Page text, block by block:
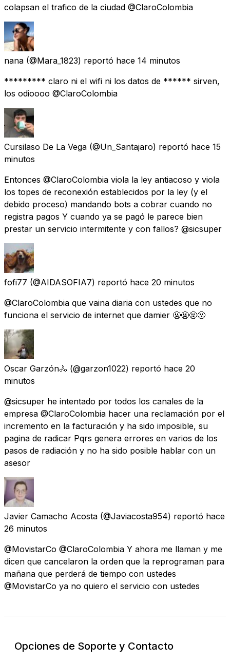
colapsan el trafico de la ciudad @ClaroColombia
nana (@Mara_1823) reportó hace 14 minutos
********* claro ni el wifi ni los datos de ****** sirven,
los odioooo @ClaroColombia
Cursilaso De La Vega (@Un_Santajaro) reportó hace 15
minutos
Entonces @ClaroColombia viola la ley antiacoso y viola
los topes de reconexión establecidos por la ley (y el
debido proceso) mandando bots a cobrar cuando no
registra pagos Y cuando ya se pagó le parece bien
prestar un servicio intermitente y con fallos? @sicsuper
fofi77 (@AIDASOFIA7) reportó hace 20 minutos
@ClaroColombia que vaina diaria con ustedes que no
funciona el servicio de internet que damier 🤬🤬🤬🤬
Oscar Garzón🚴 (@garzon1022) reportó hace 20
minutos
@sicsuper he intentado por todos los canales de la
empresa @ClaroColombia hacer una reclamación por el
incremento en la facturación y ha sido imposible, su
pagina de radicar Pqrs genera errores en varios de los
pasos de radiación y no ha sido posible hablar con un
asesor
Javier Camacho Acosta (@Javiacosta954) reportó hace
26 minutos
@MovistarCo @ClaroColombia Y ahora me llaman y me
dicen que cancelaron la orden que la reprograman para
mañana que perderá de tiempo con ustedes
@MovistarCo ya no quiero el servicio con ustedes
Opciones de Soporte y Contacto